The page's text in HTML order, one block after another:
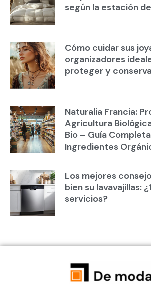
según la estación
Cómo cuidar sus
organizadores
proteger y
Naturalia Francia:
Agricultura
Bio – Guía
Ingredientes
Los mejores
bien su lavavajillas:
servicios?